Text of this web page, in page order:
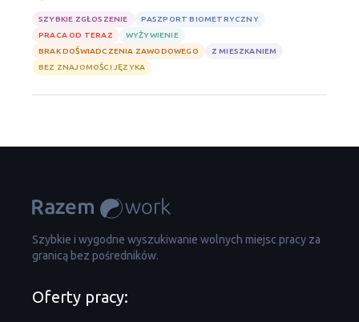
SZYBKIE ZGŁOSZENIE
PASZPORT BIOMETRYCZNY
PRACA OD TERAZ
WYŻYWIENIE
BRAK DOŚWIADCZENIA ZAWODOWEGO
Z MIESZKANIEM
BEZ ZNAJOMOŚCI JĘZYKA
Szybkie i wygodne wyszukiwanie wolnych miejsc pracy za
granicą bez pośredników.
Oferty pracy: